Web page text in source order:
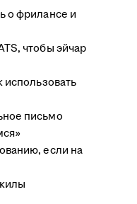
о фрилансе и
чтобы эйчар
использовать
письмо
если на